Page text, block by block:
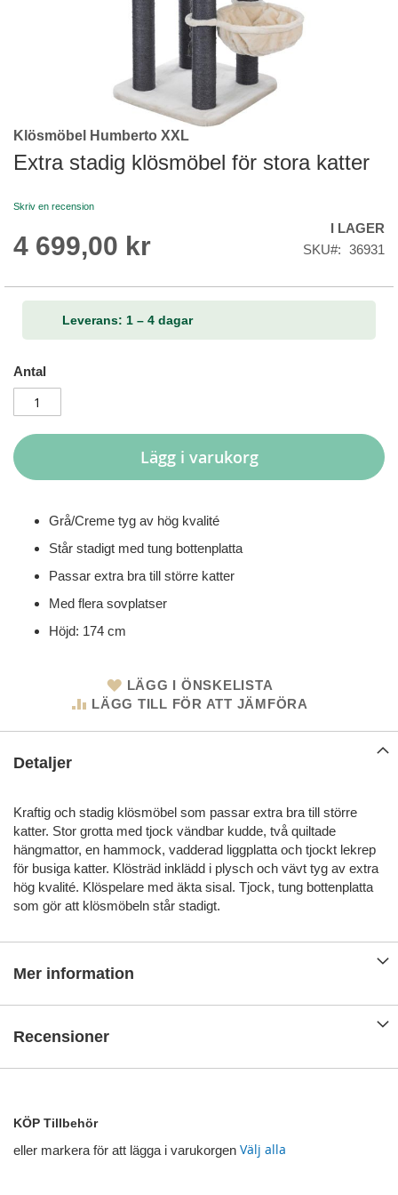
Skip
to
the
of
images
Klösmöbel Humberto XXL
Extra stadig klösmöbel för stora katter
Skriv en recension
4 699,00 kr
I LAGER
SKU
36931
Leverans: 1 – 4 dagar
Antal
Lägg i varukorg
Grå/Creme tyg av hög kvalité
Står stadigt med tung bottenplatta
Passar extra bra till större katter
Med flera sovplatser
Höjd: 174 cm
LÄGG I ÖNSKELISTA
LÄGG TILL FÖR ATT JÄMFÖRA
Detaljer
Kraftig och stadig klösmöbel som passar extra bra till större
katter. Stor grotta med tjock vändbar kudde, två quiltade
hängmattor, en hammock, vadderad liggplatta och tjockt lekrep
för busiga katter. Klösträd inklädd i plysch och vävt tyg av extra
hög kvalité. Klöspelare med äkta sisal. Tjock, tung bottenplatta
som gör att klösmöbeln står stadigt.
Mer information
Recensioner
KÖP Tillbehör
eller markera för att lägga i varukorgen Välj alla